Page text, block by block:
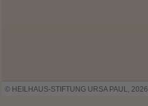
© HEILHAUS-STIFTUNG URSA PAUL, 2026